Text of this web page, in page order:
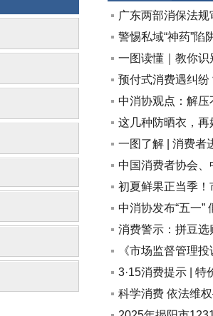
广东两部消保法
警惕私域“神药”
一图读懂｜教你
预付式消费遇纠
中消协观点：解
这几种防晒衣，
一图了解 | 消费者
中国消费者协会、
初夏鲜果正当季
中消协发布“五一”
消费警示：拼豆
《市场监督管理
3·15消费提示 | 特
科学消费 依法维